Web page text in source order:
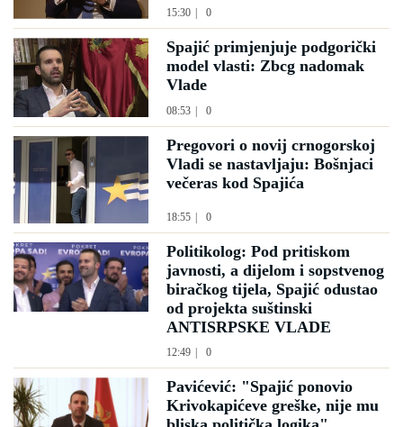
15:30 0
Spajić primjenjuje podgorički
model vlasti: Zbcg nadomak
Vlade
08:53 0
Pregovori o novij crnogorskoj
Vladi se nastavljaju: Bošnjaci
večeras kod Spajića
18:55 | 0
Politikolog: Pod pritiskom
javnosti, a dijelom i sopstvenog
biračkog tijela, Spajić odustao
od projekta suštinski
ANTISRPSKE VLADE
12:49 | 0
Pavićević: "Spajić ponovio
Krivokapićeve greške, nije mu